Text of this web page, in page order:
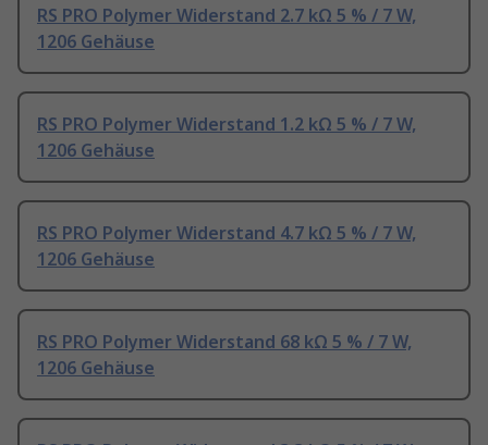
RS PRO Polymer Widerstand 2.7 kΩ 5 % / 7 W,
1206 Gehäuse
RS PRO Polymer Widerstand 1.2 kΩ 5 % / 7 W,
1206 Gehäuse
RS PRO Polymer Widerstand 4.7 kΩ 5 % / 7 W,
1206 Gehäuse
RS PRO Polymer Widerstand 68 kΩ 5 % / 7 W,
1206 Gehäuse